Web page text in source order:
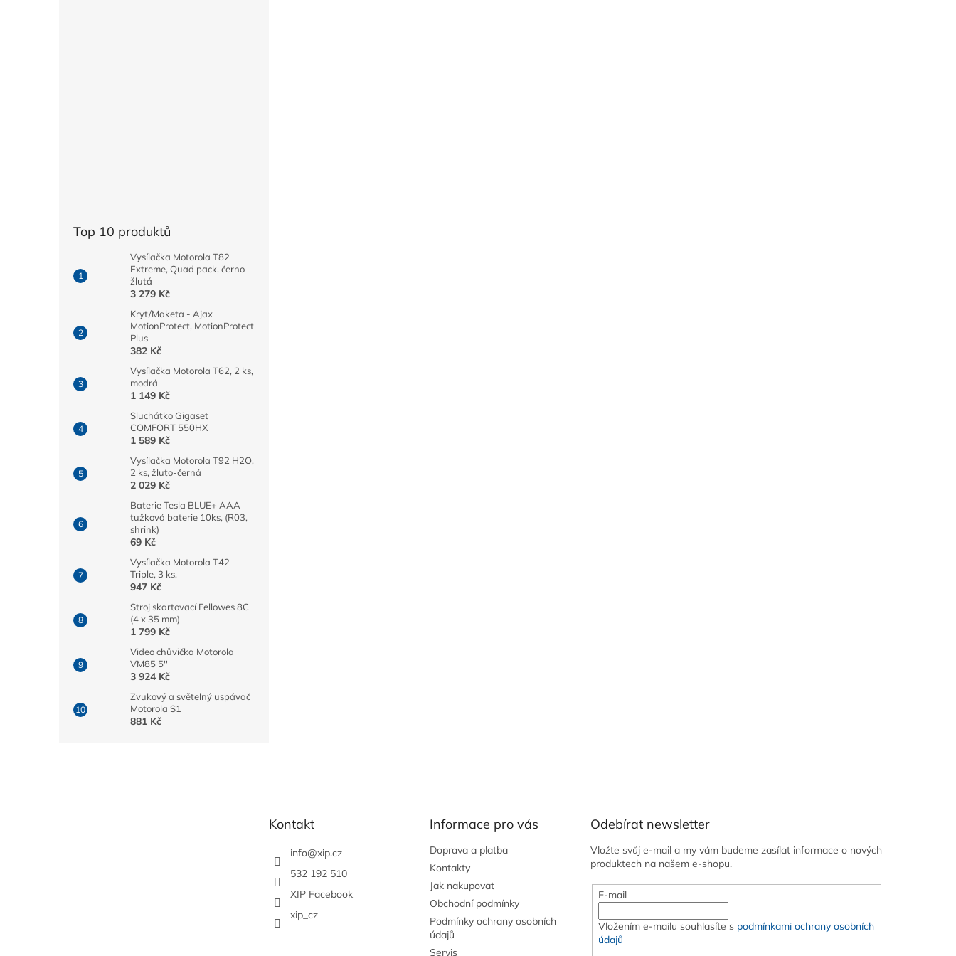
Top 10 produktů
Vysílačka Motorola T82
Extreme, Quad pack, černo-
žlutá
3 279 Kč
Kryt/Maketa - Ajax
MotionProtect, MotionProtect
Plus
382 Kč
Vysílačka Motorola T62, 2 ks,
modrá
1 149 Kč
Sluchátko Gigaset
COMFORT 550HX
1 589 Kč
Vysílačka Motorola T92 H2O,
2 ks, žluto-černá
2 029 Kč
Baterie Tesla BLUE+ AAA
tužková baterie 10ks, (R03,
shrink)
69 Kč
Vysílačka Motorola T42
Triple, 3 ks,
947 Kč
Stroj skartovací Fellowes 8C
(4 x 35 mm)
1 799 Kč
Video chůvička Motorola
VM85 5''
3 924 Kč
Zvukový a světelný uspávač
Motorola S1
881 Kč
Kontakt
info@xip.cz
532 192 510
XIP Facebook
xip_cz
Informace pro vás
Doprava a platba
Kontakty
Jak nakupovat
Obchodní podmínky
Podmínky ochrany osobních
údajů
Servis
Odebírat newsletter
Vložte svůj e-mail a my vám budeme zasílat informace o nových
produktech na našem e-shopu.
E-mail
Vložením e-mailu souhlasíte s podmínkami ochrany osobních
údajů